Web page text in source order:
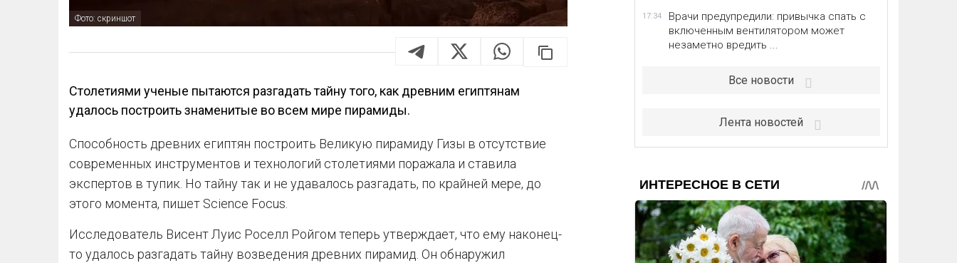
Фото: скриншот
Столетиями ученые пытаются разгадать тайну того, как древним египтянам
удалось построить знаменитые во всем мире пирамиды.
Способность древних египтян построить Великую пирамиду Гизы в отсутствие
современных инструментов и технологий столетиями поражала и ставила
экспертов в тупик. Но тайну так и не удавалось разгадать, по крайней мере, до
этого момента, пишет Science Focus.
Исследователь Висент Луис Роселл Ройгом теперь утверждает, что ему наконец-
то удалось разгадать тайну возведения древних пирамид. Он обнаружил
17:34
Врачи предупредили: привычка спать с
включенным вентилятором может
незаметно вредить ...
Все новости
Лента новостей